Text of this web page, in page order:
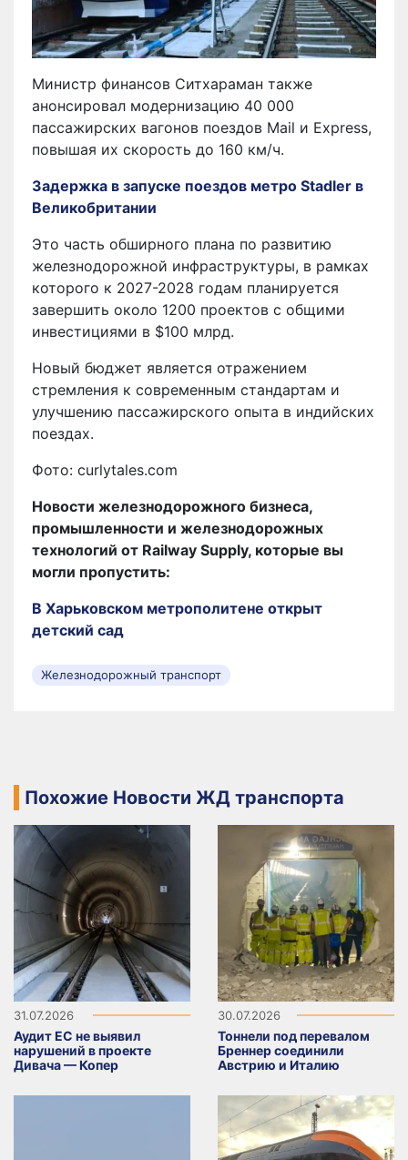
Министр финансов Ситхараман также
анонсировал модернизацию 40 000
пассажирских вагонов поездов Mail и Express,
повышая их скорость до 160 км/ч.
Задержка в запуске поездов метро Stadler в
Великобритании
Это часть обширного плана по развитию
железнодорожной инфраструктуры, в рамках
которого к 2027-2028 годам планируется
завершить около 1200 проектов с общими
инвестициями в $100 млрд.
Новый бюджет является отражением
стремления к современным стандартам и
улучшению пассажирского опыта в индийских
поездах.
Фото: curlytales.com
Новости железнодорожного бизнеса,
промышленности и железнодорожных
технологий от Railway Supply, которые вы
могли пропустить:
В Харьковском метрополитене открыт
детский сад
Железнодорожный транспорт
Похожие Новости ЖД транспорта
31.07.2026
Аудит ЕС не выявил
нарушений в проекте
Дивача — Копер
30.07.2026
Тоннели под перевалом
Бреннер соединили
Австрию и Италию